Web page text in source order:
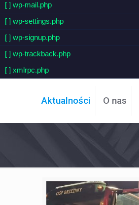
[ ] wp-mail.php
[ ] wp-settings.php
[ ] wp-signup.php
[ ] wp-trackback.php
[ ] xmlrpc.php
Aktualności O nas